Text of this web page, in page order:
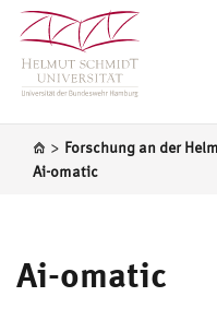
>
Ai-omatic
Ai-omatic